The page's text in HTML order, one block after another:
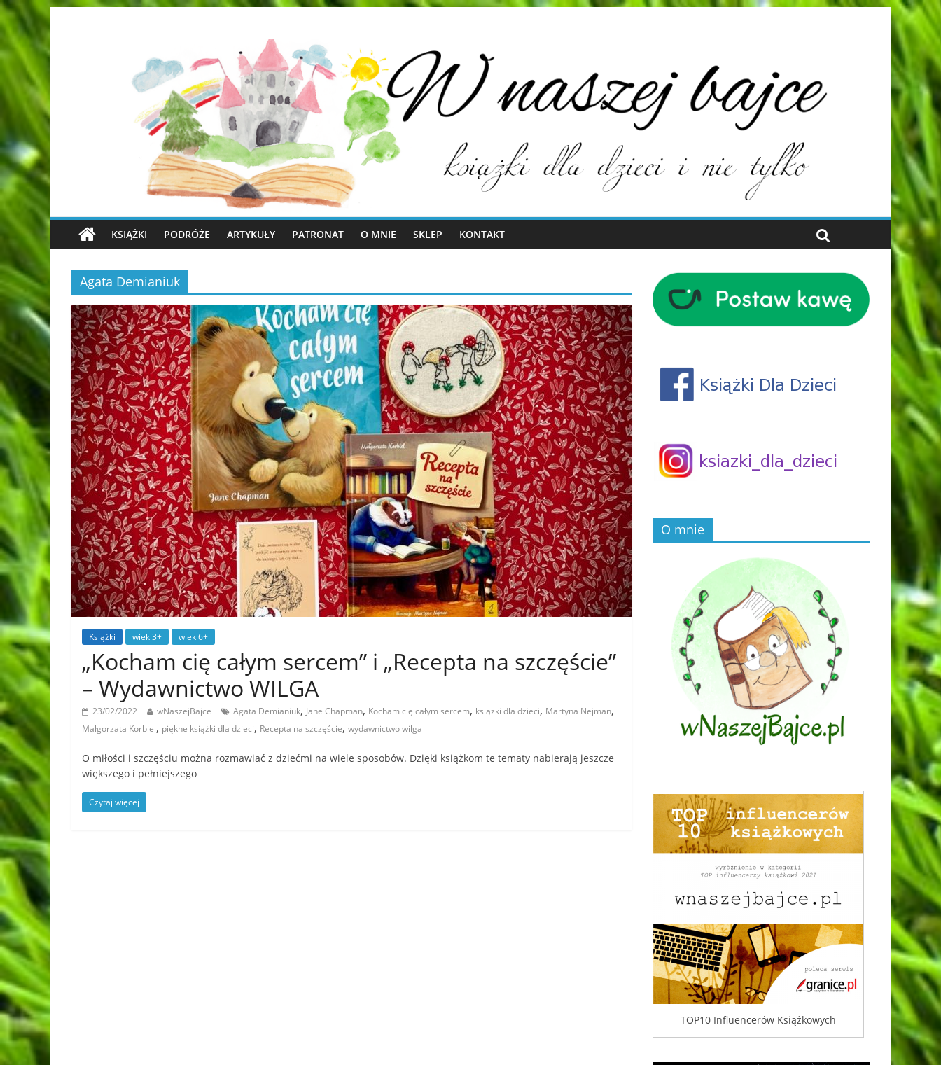
KSIĄŻKI PODRÓŻE ARTYKUŁY PATRONAT O MNIE SKLEP KONTAKT
Agata Demianiuk
Książki wiek 3+ wiek 6+
„Kocham cię całym sercem” i „Recepta na szczęście”
– Wydawnictwo WILGA
23/02/2022 wNaszejBajce Agata Demianiuk, Jane Chapman, Kocham cię całym sercem, książki dla dzieci, Martyna Nejman,
Małgorzata Korbiel, piękne książki dla dzieci, Recepta na szczęście, wydawnictwo wilga
O miłości i szczęściu można rozmawiać z dziećmi na wiele sposobów. Dzięki książkom te tematy nabierają jeszcze
większego i pełniejszego
Czytaj więcej
O mnie
TOP10 Influencerów Książkowych